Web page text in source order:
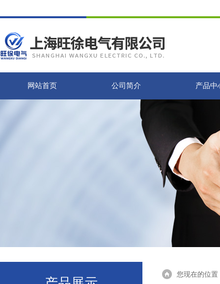
网站首页 公司简介 产品中
您现在的位置